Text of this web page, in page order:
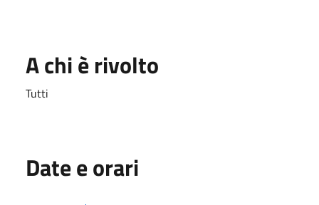
A chi è rivolto
Tutti
Date e orari